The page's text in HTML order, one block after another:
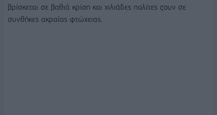
βρίσκεται σε βαθιά κρίση και χιλιάδες πολίτες ζουν σε
συνθήκες ακραίας φτώχειας.